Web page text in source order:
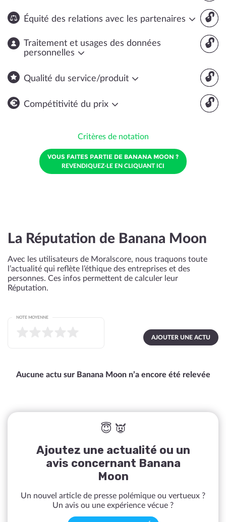
🔓
Équité des relations avec les partenaires
🔓
Traitement et usages des données
personnelles
🔓
Qualité du service/produit
🔓
Compétitivité du prix
Critères de notation
VOUS FAITES PARTIE DE BANANA MOON ?
REVENDIQUEZ-LE EN CLIQUANT ICI
La Réputation de Banana Moon
Avec les utilisateurs de Moralscore, nous traquons toute
l’actualité qui reflète l’éthique des entreprises et des
personnes. Ces infos permettent de calculer leur
Réputation.
AJOUTER UNE ACTU
NOTE MOYENNE
Aucune actu sur Banana Moon n’a encore été relevée
😇 👿
Ajoutez une actualité ou un
avis concernant Banana
Moon
Un nouvel article de presse polémique ou vertueux ?
Un avis ou une expérience vécue ?